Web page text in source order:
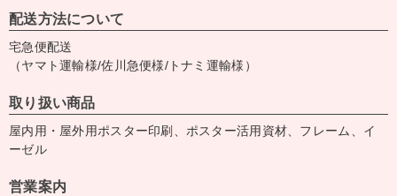
配送方法について
宅急便配送
（ヤマト運輸様/佐川急便様/トナミ運輸様）
取り扱い商品
屋内用・屋外用ポスター印刷、ポスター活用資材、フレーム、イ
ーゼル
営業案内